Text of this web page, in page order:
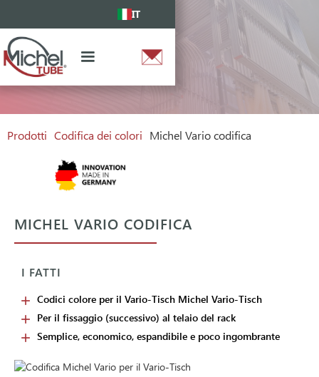
IT
Prodotti Codifica dei colori Michel Vario codifica
MICHEL VARIO CODIFICA
I FATTI
Codici colore per il Vario-Tisch Michel Vario-Tisch
Per il fissaggio (successivo) al telaio del rack
Semplice, economico, espandibile e poco ingombrante